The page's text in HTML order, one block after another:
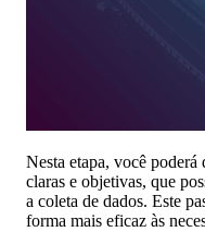
Nesta etapa, você poderá
claras e objetivas, que
a coleta de dados. Este
forma mais eficaz às